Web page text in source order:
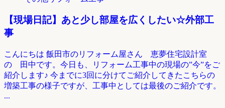
【現場日記】あと少し部屋を広くしたい☆外部工
事
こんにちは 飯田市のリフォーム屋さん 恵夢住宅設計室
の 田中です。今日も、リフォーム工事中の現場の”今”をご
紹介します♪ 今までに3回に分けてご紹介してきたこちらの
増築工事の様子ですが、工事中としては最後のご紹介です。
...